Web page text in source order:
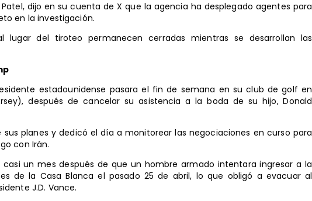
Patel, dijo en su cuenta de X que la agencia ha desplegado agentes para
en la investigación.
lugar del tiroteo permanecen cerradas mientras se desarrollan las
estadounidense pasara el fin de semana en su club de golf en
después de cancelar su asistencia a la boda de su hijo, Donald
sus planes y dedicó el día a monitorear las negociaciones en curso para
con Irán.
casi un mes después de que un hombre armado intentara ingresar a la
de la Casa Blanca el pasado 25 de abril, lo que obligó a evacuar al
J.D. Vance.